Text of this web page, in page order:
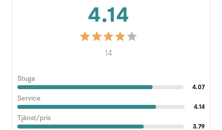
4.14
14
Stuga
4.07
Service
4.14
Tjänst/pris
3.79